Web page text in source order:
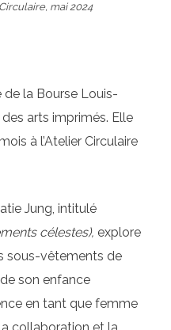
mai 2024
de la Bourse Louis-
arts imprimés. Elle
à l’Atelier Circulaire
Jung, intitulé
célestes), explore
sous-vêtements de
son enfance
en tant que femme